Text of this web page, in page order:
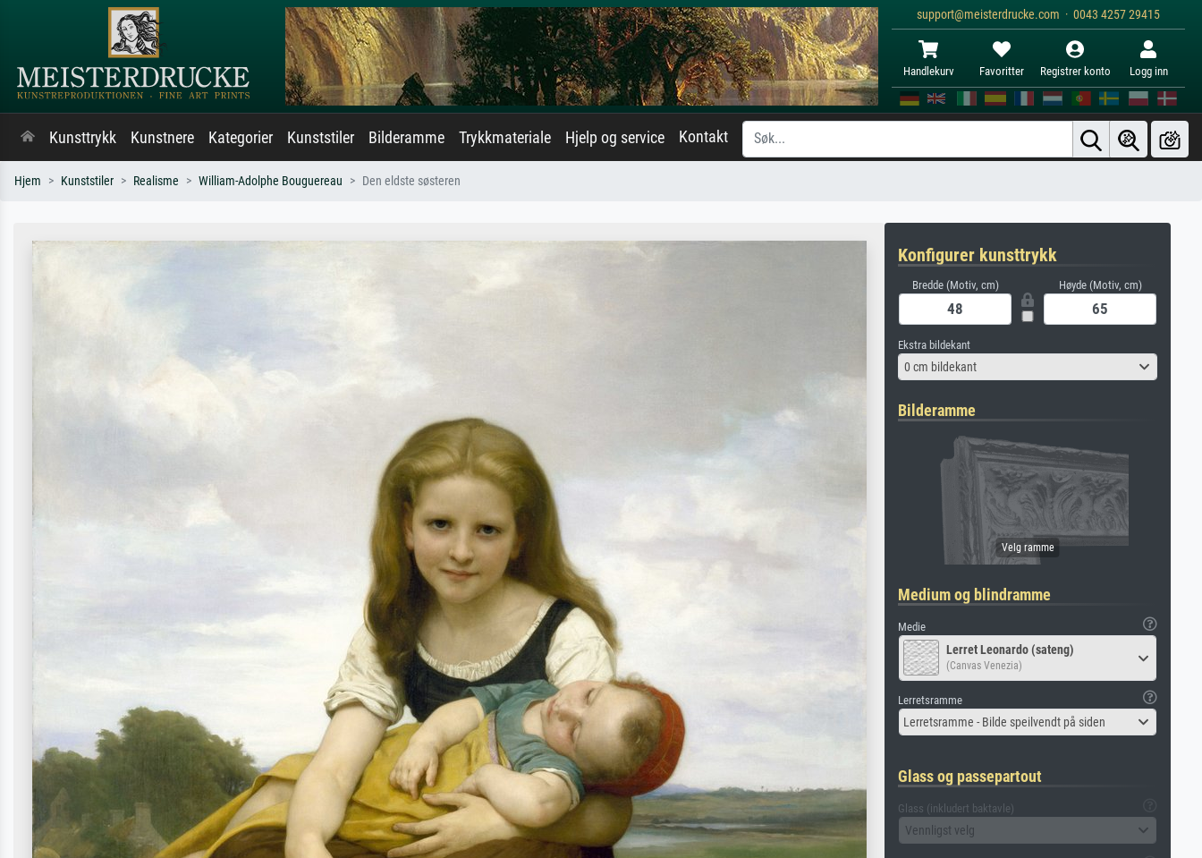
support@meisterdrucke.com · 0043 4257 29415
Handlekurv Favoritter Registrer konto Logg inn
Kunsttrykk Kunstnere Kategorier Kunststiler Bilderamme Trykkmateriale Hjelp og service Kontakt
Hjem Kunststiler Realisme William-Adolphe Bouguereau Den eldste søsteren
Konfigurer kunsttrykk
Bredde (Motiv, cm) Høyde (Motiv, cm)
Ekstra bildekant
0 cm bildekant
Bilderamme
Medium og blindramme
Medie
Lerret Leonardo (sateng)
(Canvas Venezia)
Lerretsramme
Lerretsramme - Bilde speilvendt på siden
Glass og passepartout
Glass (inkludert baktavle)
Vennligst velg